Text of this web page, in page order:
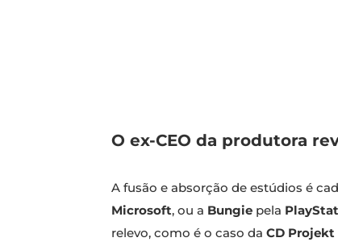
O ex-CEO da produtora
A fusão e absorção de estúdios é
Microsoft, ou a Bungie pela
relevo, como é o caso da CD Projekt